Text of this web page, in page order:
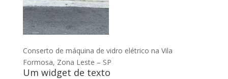
Conserto de máquina de vidro elétrico na Vila
Formosa, Zona Leste – SP
Um widget de texto